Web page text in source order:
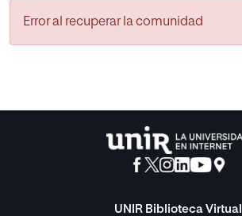
Error al recuperar la comunidad
UNIR Biblioteca Virtual